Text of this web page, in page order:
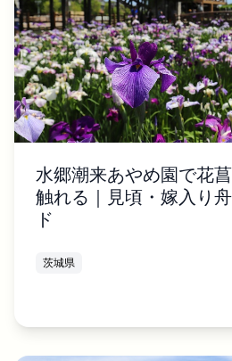
水郷潮来あやめ園で花
触れる｜見頃・嫁入り
ド
茨城県